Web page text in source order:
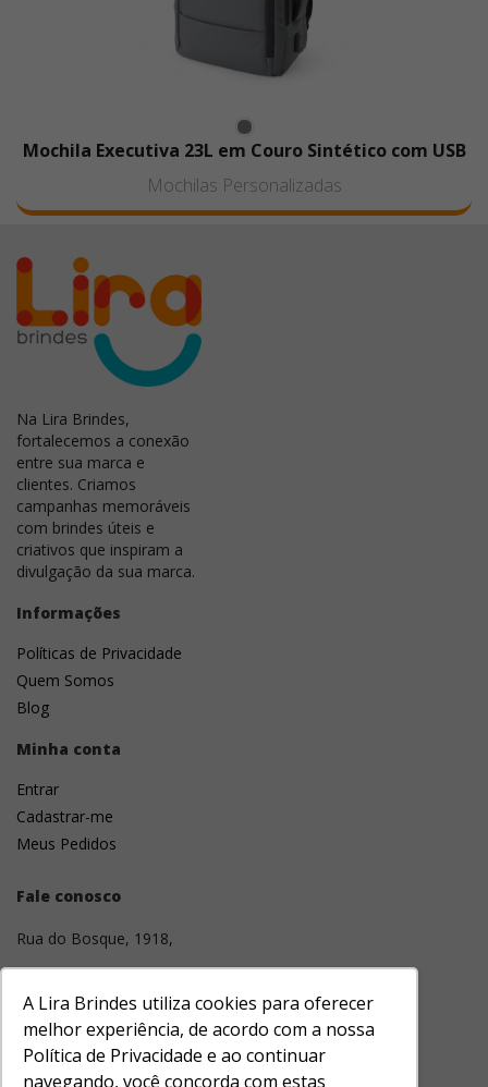
A Lira Brindes utiliza cookies para oferecer
melhor experiência, de acordo com a nossa
Política de Privacidade e ao continuar
navegando, você concorda com estas
Mochila Executiva 23L em Couro Sintético com USB
Mochilas Personalizadas
Na Lira Brindes,
fortalecemos a conexão
entre sua marca e
clientes. Criamos
campanhas memoráveis
com brindes úteis e
criativos que inspiram a
divulgação da sua marca.
Informações
Políticas de Privacidade
Quem Somos
Blog
Minha conta
Entrar
Cadastrar-me
Meus Pedidos
Fale conosco
Rua do Bosque, 1918,
01136-001
Barra Funda, São Paulo, SP
(11) 3331-1643